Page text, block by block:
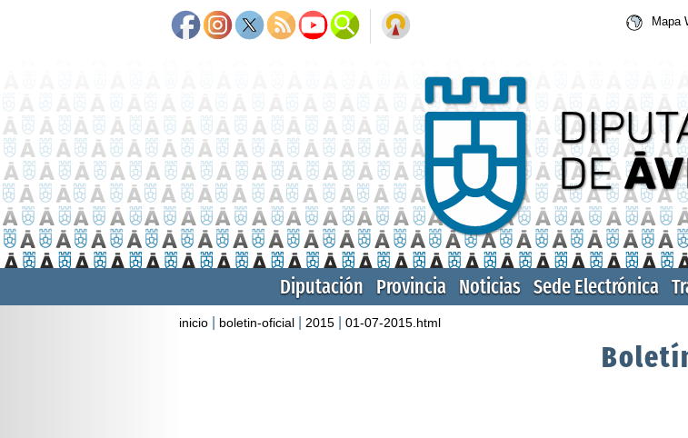
Mapa
Diputación Provincia Noticias Sede Electrónica
inicio boletin-oficial 2015 01-07-2015.html